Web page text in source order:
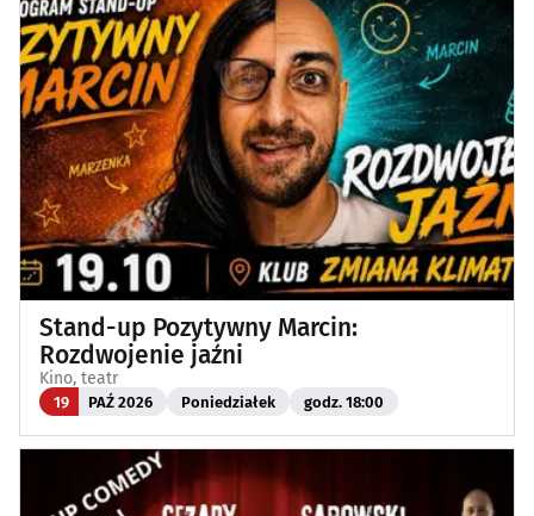
Stand-up Pozytywny Marcin:
Rozdwojenie jaźni
Kino, teatr
19 PAŹ 2026 Poniedziałek godz. 18:00